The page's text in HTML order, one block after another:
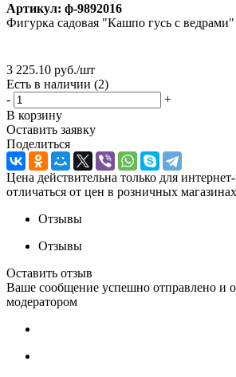
Артикул: ф-9892016
Фигурка садовая "Кашпо гусь с
3 225.10 руб./шт
Есть в наличии (2)
-
+
В корзину
Оставить заявку
Поделиться
Цена действительна только для
отличаться от цен в розничных магазинах
Отзывы
Отзывы
Оставить отзыв
Ваше сообщение успешно отправлено и
модератором